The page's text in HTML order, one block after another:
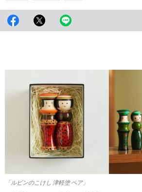
「ルビンのこけし 津軽塗 ペア」